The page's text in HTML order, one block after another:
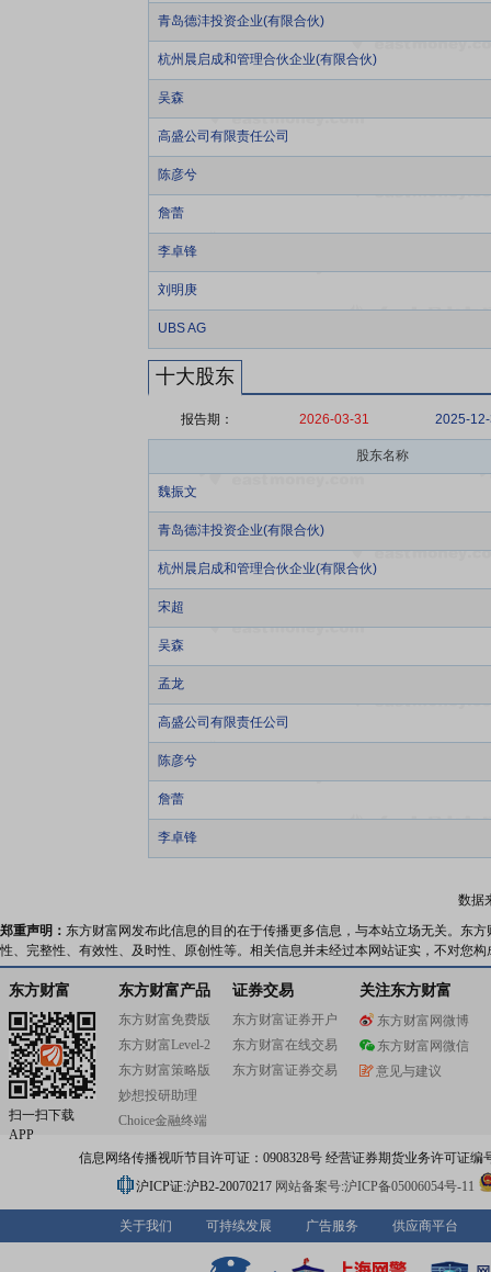
青岛德沣投资企业(有限合伙)
杭州晨启成和管理合伙企业(有限合伙)
吴森
高盛公司有限责任公司
陈彦兮
詹蕾
李卓锋
刘明庚
UBS AG
十大股东
报告期： 2026-03-31 2025-
股东名称
魏振文
青岛德沣投资企业(有限合伙)
杭州晨启成和管理合伙企业(有限合伙)
宋超
吴森
孟龙
高盛公司有限责任公司
陈彦兮
詹蕾
李卓锋
数据
郑重声明： 东方财富网发布此信息的目的在于传播更多信息，与本站立场无关。东
性、完整性、有效性、及时性、原创性等。相关信息并未经过本网站证实，不对您
东方财富
扫一扫下载
APP
东方财富产品
东方财富免费版
东方财富Level-2
东方财富策略版
妙想投研助理
Choice金融终端
证券交易
东方财富证券开户
东方财富在线交易
东方财富证券交易
关注东方财富
东方财富网微博
东方财富网微信
意见与建议
信息网络传播视听节目许可证：0908328号 经营证券期货业务许可证编
沪ICP证:沪B2-20070217 网站备案号:沪ICP备05006054号-11
关于我们 可持续发展 广告服务 供应商平台